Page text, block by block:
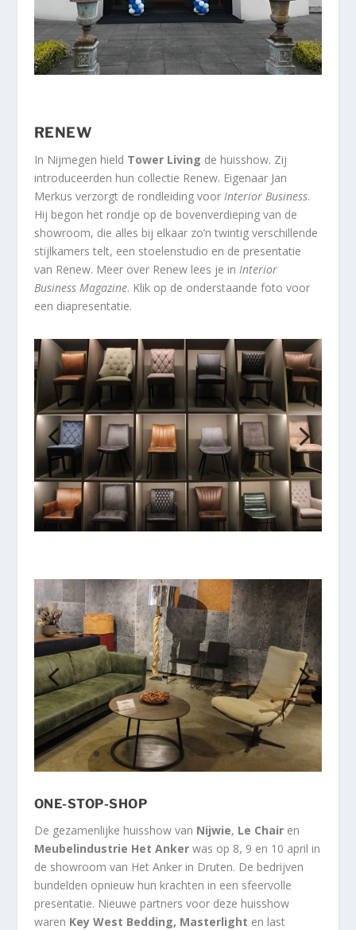
RENEW
In Nijmegen hield Tower Living de huisshow. Zij
introduceerden hun collectie Renew. Eigenaar Jan
Merkus verzorgt de rondleiding voor Interior Business.
Hij begon het rondje op de bovenverdieping van de
showroom, die alles bij elkaar zo’n twintig verschillende
stijlkamers telt, een stoelenstudio en de presentatie
van Renew. Meer over Renew lees je in Interior
Business Magazine. Klik op de onderstaande foto voor
een diapresentatie.
ONE-STOP-SHOP
De gezamenlijke huisshow van Nijwie, Le Chairen
Meubelindustrie Het Ankerwas op 8, 9 en 10 april in
de showroom van Het Anker in Druten. De bedrijven
bundelden opnieuw hun krachten in een sfeervolle
presentatie. Nieuwe partners voor deze huisshow
waren Key West Bedding, Masterlight en last